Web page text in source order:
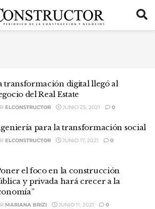
transformación digital llegó al
del Real Estate
ELCONSTRUCTOR JUNIO 25, 2021 0
para la transformación social
ELCONSTRUCTOR JUNIO 17, 2021 0
el foco en la construcción
y privada hará crecer a la
MARIANA BRIZI JUNIO 11, 2021 0